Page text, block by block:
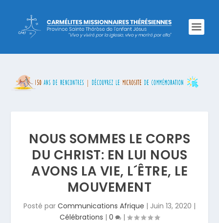
NOUS SOMMES LE CORPS
DU CHRIST: EN LUI NOUS
AVONS LA VIE, L´ÊTRE, LE
MOUVEMENT
Posté par Communications Afrique | Juin 13, 2020 |
Célébrations | 0 |